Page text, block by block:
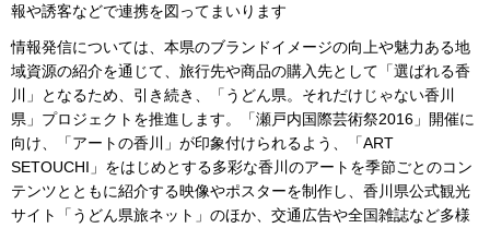
報や誘客などで連携を図ってまいります
情報発信については、本県のブランドイメージの向上や魅力ある地
域資源の紹介を通じて、旅行先や商品の購入先として「選ばれる香
川」となるため、引き続き、「うどん県。それだけじゃない香川
県」プロジェクトを推進します。「瀬戸内国際芸術祭2016」開催に
向け、「アートの香川」が印象付けられるよう、「ART
SETOUCHI」をはじめとする多彩な香川のアートを季節ごとのコン
テンツとともに紹介する映像やポスターを制作し、香川県公式観光
サイト「うどん県旅ネット」のほか、交通広告や全国雑誌など多様